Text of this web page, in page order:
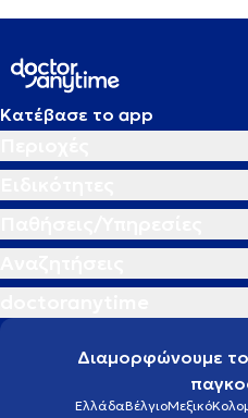
Ακράτεια
Ακτινική κεράτωση
Ακτινογραφία
Αλλεργική ρινίτιδα
Κατέβασε το app
Διαμορφώνουμε το
ΕλλάδαΒέλγιοΜεξικό